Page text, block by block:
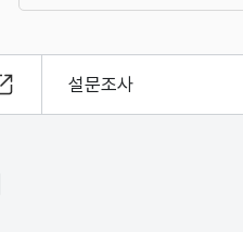
설문조사